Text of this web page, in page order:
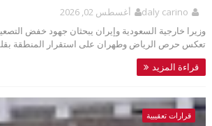
daly carino
أغسطس 02, 2026
وزيرا خارجية السعودية وإيران يبحثان جهود خفض
تعكس حرص الرياض وطهران على استقرار المنطقة
قراءة المزيد
قرارات تعقيبية